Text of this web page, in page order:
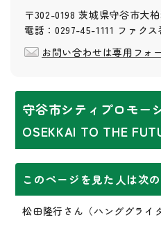
〒302-0198 茨城県守谷市大
電話：0297-45-1111 ファク
お問い合わせは専用フォ
守谷市シティプロモー
OSEKKAI TO THE
このページを見た人は次
松田隆行さん（ハンググライ